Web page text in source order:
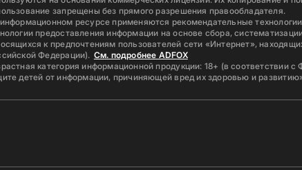
запрещены без прямого разрешения правообладателя.
ресурсе применяются рекомендательные
предоставления информации на основе сбора,
к предпочтениям пользователей сети «Интернет»,
Федерации). См. подробнее ADFOX
категория информационной продукции: 18+ (в соответствии
детей от информации, причиняющей вред их здоровью и